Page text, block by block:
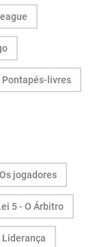
Pontapés-livres
jogadores
5 - O Árbitro
Liderança